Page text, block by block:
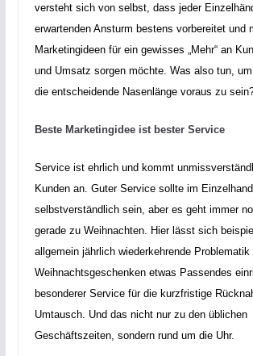
versteht sich von selbst, dass jeder
erwartenden Ansturm bestens vorbereitet und
Marketingideen für ein gewisses „Mehr“ an
und Umsatz sorgen möchte. Was also tun,
die entscheidende Nasenlänge voraus zu
Beste Marketingidee ist bester Service
Service ist ehrlich und kommt
Kunden an. Guter Service sollte im
selbstverständlich sein, aber es geht immer
gerade zu Weihnachten. Hier lässt sich
allgemein jährlich wiederkehrende Problematik
Weihnachtsgeschenken etwas Passendes
besonderer Service für die kurzfristige
Umtausch. Und das nicht nur zu den üblichen
Geschäftszeiten, sondern rund um die Uhr.